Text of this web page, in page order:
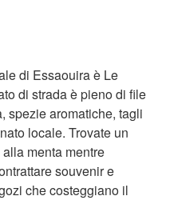
di Essaouira è Le
di strada è pieno di file
spezie aromatiche, tagli
locale. Trovate un
menta mentre
souvenir e
che costeggiano il